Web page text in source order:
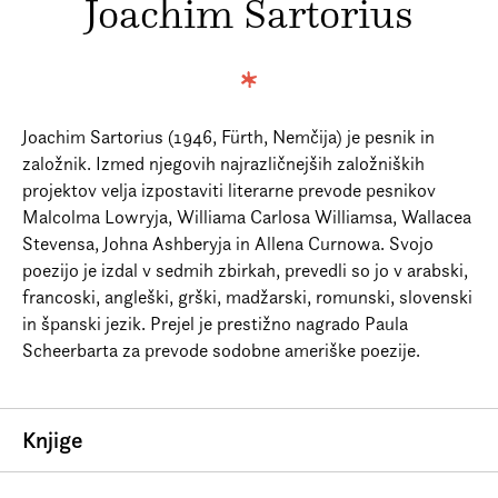
Prijava na e-novice
Joachim Sartorius
Joachim Sartorius (1946, Fürth, Nemčija) je pesnik in
založnik. Izmed njegovih najrazličnejših založniških
projektov velja izpostaviti literarne prevode pesnikov
Malcolma Lowryja, Williama Carlosa Williamsa, Wallacea
Stevensa, Johna Ashberyja in Allena Curnowa. Svojo
poezijo je izdal v sedmih zbirkah, prevedli so jo v arabski,
francoski, angleški, grški, madžarski, romunski, slovenski
in španski jezik. Prejel je prestižno nagrado Paula
Scheerbarta za prevode sodobne ameriške poezije.
Knjige